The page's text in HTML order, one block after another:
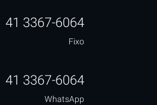
41 3367-6064
Fixo
41 3367-6064
WhatsApp